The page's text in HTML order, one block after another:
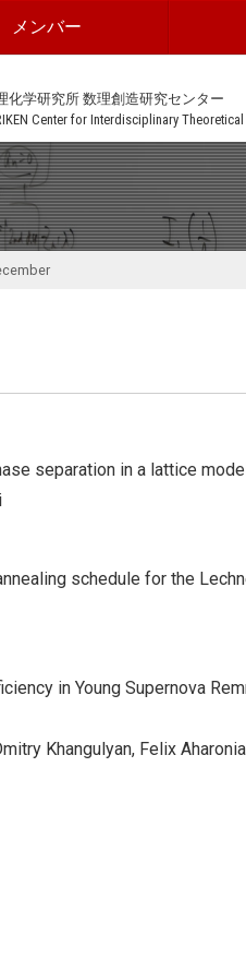
メンバー
化学研究所 数理創造研究センター
Center for Interdisciplinary
separation in a lattice
schedule for the
in Young Supernova
Khangulyan, Felix